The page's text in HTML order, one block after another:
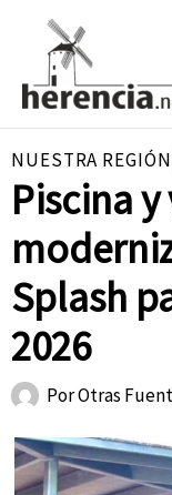
contenido
NUESTRA REGIÓN
Piscina
Splash
2026
PorOtras